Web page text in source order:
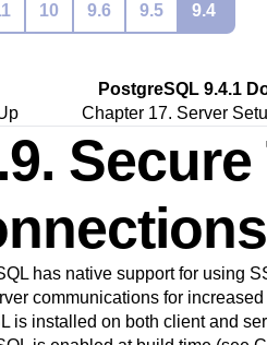
10 9.6 9.5 9.4
PostgreSQL 9.4.1
Chapter 17. Server
Secure
has native support for using
communications for
is installed on both client and